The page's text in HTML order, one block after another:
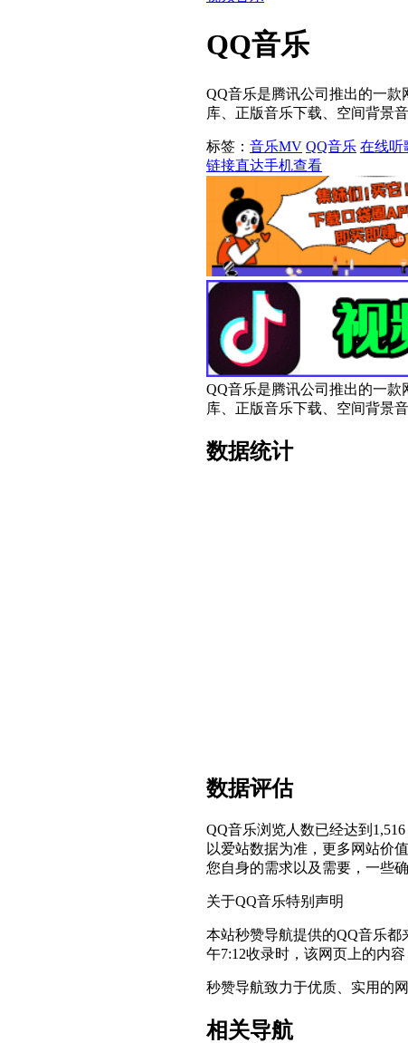
QQ音乐
QQ音乐是腾讯公司推出的一
库、正版音乐下载、空间背景
标签： 音乐MV QQ音乐 在线听
链接直达手机查看
QQ音乐是腾讯公司推出的一
库、正版音乐下载、空间背景
数据统计
数据评估
QQ音乐浏览人数已经达到
以爱站数据为准，更多网站价
您自身的需求以及需要，一些
关于QQ音乐特别声明
本站秒赞导航提供的QQ音乐
午7:12收录时，该网页上的内
秒赞导航致力于优质、实用的
相关导航